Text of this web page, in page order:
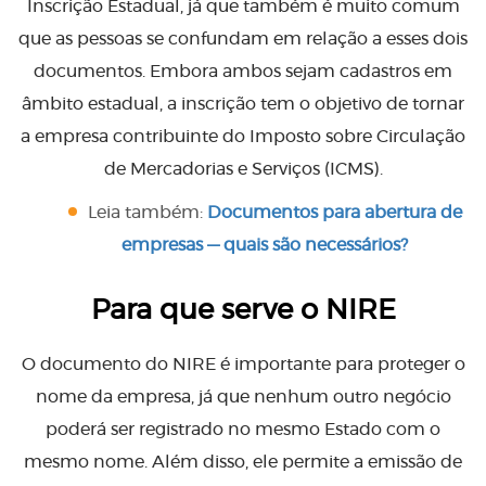
Inscrição Estadual, já que também é muito comum
que as pessoas se confundam em relação a esses dois
documentos. Embora ambos sejam cadastros em
âmbito estadual, a inscrição tem o objetivo de tornar
a empresa contribuinte do Imposto sobre Circulação
de Mercadorias e Serviços (ICMS).
Leia também: Documentos para abertura de
empresas — quais são necessários?
Para que serve o NIRE
O documento do NIRE é importante para proteger o
nome da empresa, já que nenhum outro negócio
poderá ser registrado no mesmo Estado com o
mesmo nome. Além disso, ele permite a emissão de